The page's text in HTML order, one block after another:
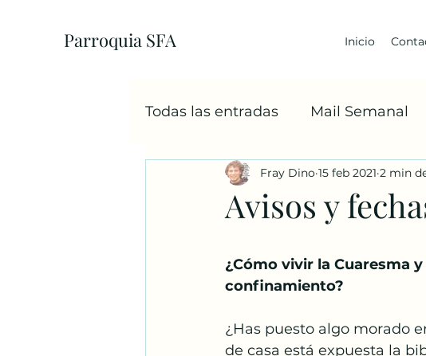
Parroquia SFA Inicio
Todas las entradas Mail Semanal
EcoParroquia 5+1
Avisos y
Fray Dino 15 feb 2021 2 min
¿Cómo vivir la Cuaresma
confinamiento?
¿Has puesto algo morado
de casa está expuesta la